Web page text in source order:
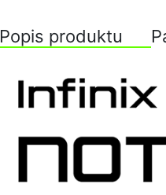
Popis produktu